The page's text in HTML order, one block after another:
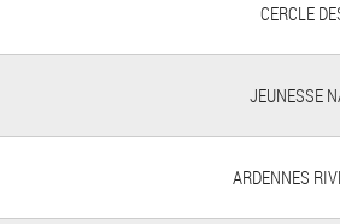
CERCLE
JEUNESSE
ARDENNES